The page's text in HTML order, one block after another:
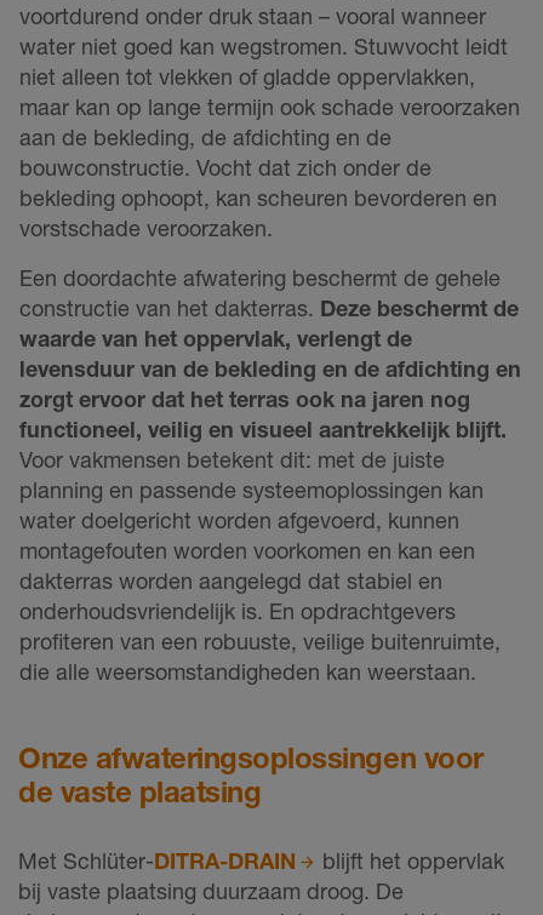
voortdurend onder druk staan – vooral wanneer
water niet goed kan wegstromen. Stuwvocht leidt
niet alleen tot vlekken of gladde oppervlakken,
maar kan op lange termijn ook schade veroorzaken
aan de bekleding, de afdichting en de
bouwconstructie. Vocht dat zich onder de
bekleding ophoopt, kan scheuren bevorderen en
vorstschade veroorzaken.
Een doordachte afwatering beschermt de gehele
constructie van het dakterras. Deze beschermt de
waarde van het oppervlak, verlengt de
levensduur van de bekleding en de afdichting en
zorgt ervoor dat het terras ook na jaren nog
functioneel, veilig en visueel aantrekkelijk blijft.
Voor vakmensen betekent dit: met de juiste
planning en passende systeemoplossingen kan
water doelgericht worden afgevoerd, kunnen
montagefouten worden voorkomen en kan een
dakterras worden aangelegd dat stabiel en
onderhoudsvriendelijk is. En opdrachtgevers
profiteren van een robuuste, veilige buitenruimte,
die alle weersomstandigheden kan weerstaan.
Onze afwateringsoplossingen voor
de vaste plaatsing
Met Schlüter-DITRA-DRAIN
blijft het oppervlak
bij vaste plaatsing duurzaam droog. De